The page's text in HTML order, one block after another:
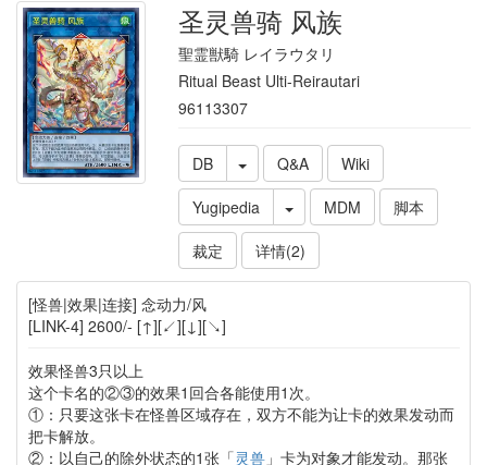
圣灵兽骑 风族
聖霊獣騎 レイラウタリ
Ritual Beast Ulti-Reirautari
96113307
DB Q&A
Wiki
Yugipedia
MDM
脚本
裁定
详情(2)
[怪兽|效果|连接] 念动力/风
[LINK-4] 2600/- [↑][↙][↓][↘]
效果怪兽3只以上
这个卡名的②③的效果1回合各能使用1次。
①：只要这张卡在怪兽区域存在，双方不能为让卡的效果发动而
把卡解放。
②：以自己的除外状态的1张「灵兽」卡为对象才能发动。那张